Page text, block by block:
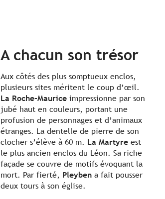
A chacun son trésor
Aux côtés des plus somptueux enclos,
plusieurs sites méritent le coup d’œil.
La Roche-Maurice impressionne par son
jubé haut en couleurs, portant une
profusion de personnages et d’animaux
étranges. La dentelle de pierre de son
clocher s’élève à 60 m. La Martyre est
le plus ancien enclos du Léon. Sa riche
façade se couvre de motifs évoquant la
mort. Par fierté, Pleyben a fait pousser
deux tours à son église.